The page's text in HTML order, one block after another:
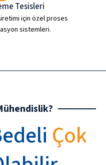
Tesisleri
için özel proses
sistemleri.
Çok